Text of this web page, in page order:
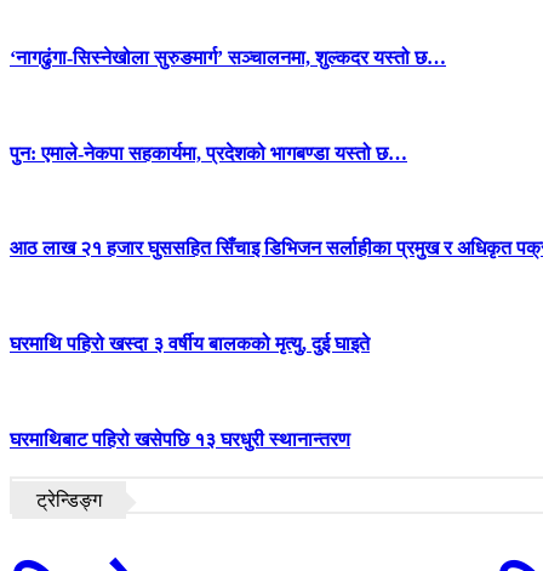
‘नागढुंगा-सिस्नेखोला सुरुङमार्ग’ सञ्चालनमा, शुल्कदर यस्तो छ…
पुन: एमाले-नेकपा सहकार्यमा, प्रदेशको भागबण्डा यस्तो छ…
आठ लाख २१ हजार घुससहित सिँचाइ डिभिजन सर्लाहीका प्रमुख र अधिकृत
घरमाथि पहिरो खस्दा ३ वर्षीय बालकको मृत्यु, दुई घाइते
घरमाथिबाट पहिरो खसेपछि १३ घरधुरी स्थानान्तरण
ट्रेन्डिङ्ग